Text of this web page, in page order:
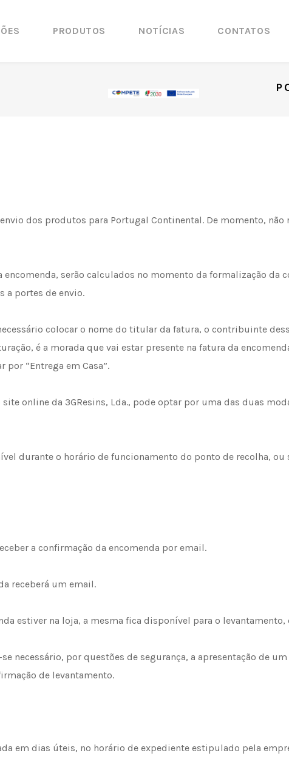
PRODUTOS NOTÍCIAS CONTATOS
dos produtos para Portugal Continental. De momento,
encomenda, serão calculados no momento da formalização da
a portes de envio.
colocar o nome do titular da fatura, o contribuinte
é a morada que vai estar presente na fatura da
por “Entrega em Casa”.
online da 3GResins, Lda., pode optar por uma das duas
durante o horário de funcionamento do ponto de recolha, ou
a confirmação da encomenda por email.
receberá um email.
estiver na loja, a mesma fica disponível para o levantamento,
necessário, por questões de segurança, a apresentação de
de levantamento.
em dias úteis, no horário de expediente estipulado pela